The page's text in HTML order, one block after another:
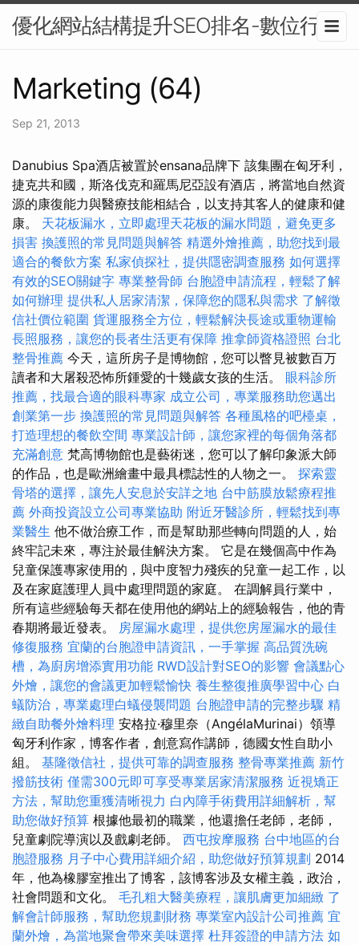
優化網站結構提升SEO排名-數位行銷
Marketing (64)
Sep 21, 2013
Danubius Spa酒店被置於ensana品牌下 該集團在匈牙利，
捷克共和國，斯洛伐克和羅馬尼亞設有酒店，將當地自然資
源的康復能力與醫療技能相結合，以支持其客人的健康和健
康。 天花板漏水，立即處理天花板的漏水問題，避免更多
損害 換護照的常見問題與解答 精選外燴推薦，助您找到最
適合的餐飲方案 私家偵探社，提供隱密調查服務 如何選擇
有效的SEO關鍵字 專業整骨師 台胞證申請流程，輕鬆了解
如何辦理 提供私人居家清潔，保障您的隱私與需求 了解徵
信社價位範圍 貨運服務全方位，輕鬆解決長途或重物運輸
長照服務，讓您的長者生活更有保障 推拿師資格證照 台北
整骨推薦 今天，這所房子是博物館，您可以瞥見被數百万
讀者和大屠殺恐怖所鍾愛的十幾歲女孩的生活。 眼科診所
推薦，找最合適的眼科專家 成立公司，專業服務助您邁出
創業第一步 換護照的常見問題與解答 各種風格的吧檯桌，
打造理想的餐飲空間 專業設計師，讓您家裡的每個角落都
充滿創意 梵高博物館也是藝術迷，您可以了解印象派大師
的作品，也是歐洲繪畫中最具標誌性的人物之一。 探索靈
骨塔的選擇，讓先人安息於安詳之地 台中筋膜放鬆療程推
薦 外商投資設立公司專業協助 附近牙醫診所，輕鬆找到專
業醫生 他不做治療工作，而是幫助那些轉向問題的人，始
終牢記未來，專注於最佳解決方案。 它是在幾個高中作為
兒童保護專家使用的，與中度智力殘疾的兒童一起工作，以
及在家庭護理人員中處理問題的家庭。 在調解員行業中，
所有這些經驗每天都在使用他的網站上的經驗報告，他的青
春期將最近發表。 房屋漏水處理，提供您房屋漏水的最佳
修復服務 宜蘭的台胞證申請資訊，一手掌握 高品質洗碗
槽，為廚房增添實用功能 RWD設計對SEO的影響 會議點心
外燴，讓您的會議更加輕鬆愉快 養生整復推廣學習中心 白
蟻防治，專業處理白蟻侵襲問題 台胞證申請的完整步驟 精
緻自助餐外燴料理 安格拉·穆里奈（AngélaMurinai）領導
匈牙利作家，博客作者，創意寫作講師，德國女性自助小
組。 基隆徵信社，提供可靠的調查服務 整骨專業推薦 新竹
撥筋技術 僅需300元即可享受專業居家清潔服務 近視矯正
方法，幫助您重獲清晰視力 白內障手術費用詳細解析，幫
助您做好預算 根據他最初的職業，他還擔任老師，老師，
兒童劇院導演以及戲劇老師。 西屯按摩服務 台中地區的台
胞證服務 月子中心費用詳細介紹，助您做好預算規劃 2014
年，他為橡膠室推出了博客，該博客涉及女權主義，政治，
社會問題和文化。 毛孔粗大醫美療程，讓肌膚更加細緻 了
解會計師服務，幫助您規劃財務 專業室內設計公司推薦 宜
蘭外燴，為當地聚會帶來美味選擇 杜拜簽證的申請方法 如